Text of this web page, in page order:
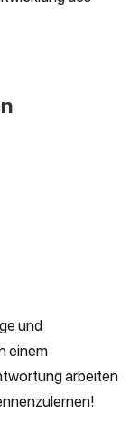
und
einem
arbeiten